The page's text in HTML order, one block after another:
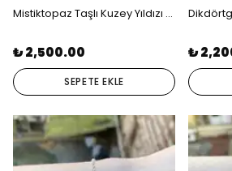
Mistiktopaz Taşlı Kuzey Yıldızı Gold Bileklik
₺ 2,500.00
SEPETE EKLE
₺